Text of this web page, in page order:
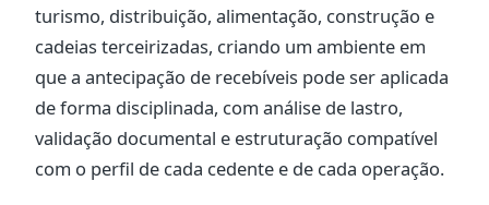
turismo, distribuição, alimentação, construção e
cadeias terceirizadas, criando um ambiente em
que a antecipação de recebíveis pode ser aplicada
de forma disciplinada, com análise de lastro,
validação documental e estruturação compatível
com o perfil de cada cedente e de cada operação.